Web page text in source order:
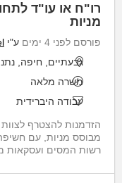
רו"ח או עו"ד
מניות
פורסם לפני 4 ימים ע"י
גבעתיים, חיפה,
משרה מלאה
עבודה היברידית
הזדמנות להצטרף
מבוסס מניות, עם חשיפה
רשות המסים ועסקאות